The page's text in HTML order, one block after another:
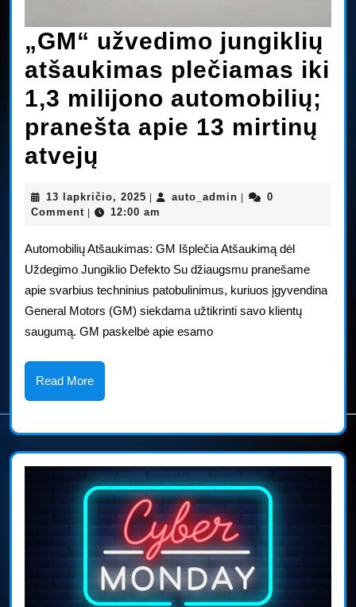
„GM“ užvedimo jungiklių
atšaukimas plečiamas iki
1,3 milijono automobilių;
pranešta apie 13 mirtinų
atvejų
jungiklių
atšaukimas
plečiamas
iki
1,3
milijono
apie
13
mirtinų
atvejų
13 lapkričio, 2025 13
lapkričio,
auto_admin auto_admin
0
Comment
12:00 am
Automobilių Atšaukimas: GM Išplečia Atšaukimą dėl
Uždegimo Jungiklio Defekto Su džiaugsmu pranešame
apie svarbius techninius patobulinimus, kuriuos įgyvendina
General Motors (GM) siekdama užtikrinti savo klientų
saugumą. GM paskelbė apie esamo
Read MoreRead
More